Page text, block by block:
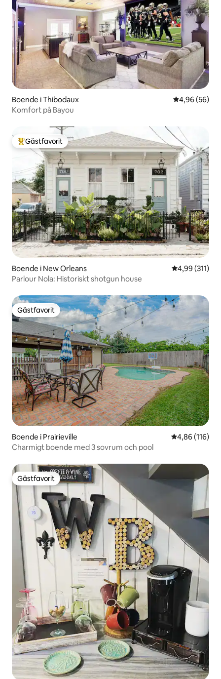
Boende i Thibodaux 4,96 av 5 i
4,96 (56)
Komfort på Bayou
Populär gästfavorit
Gästfavorit
Boende i New Orleans 4,99 av 5 i
4,99 (311)
Parlour Nola: Historiskt shotgun house
Gästfavorit
Gästfavorit
Boende i Prairieville 4,86 av 5 i
4,86 (116)
Charmigt boende med 3 sovrum och pool
Gästfavorit
Gästfavorit